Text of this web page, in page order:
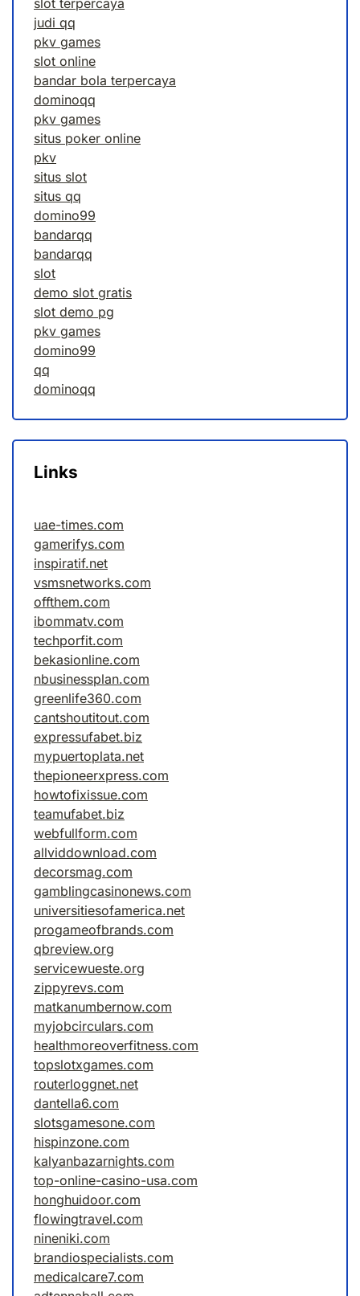
slot terpercaya
judi qq
pkv games
slot online
bandar bola terpercaya
dominoqq
pkv games
situs poker online
pkv
situs slot
situs qq
domino99
bandarqq
bandarqq
slot
demo slot gratis
slot demo pg
pkv games
domino99
qq
dominoqq
Links
uae-times.com
gamerifys.com
inspiratif.net
vsmsnetworks.com
offthem.com
ibommatv.com
techporfit.com
bekasionline.com
nbusinessplan.com
greenlife360.com
cantshoutitout.com
expressufabet.biz
mypuertoplata.net
thepioneerxpress.com
howtofixissue.com
teamufabet.biz
webfullform.com
allviddownload.com
decorsmag.com
gamblingcasinonews.com
universitiesofamerica.net
progameofbrands.com
qbreview.org
servicewueste.org
zippyrevs.com
matkanumbernow.com
myjobcirculars.com
healthmoreoverfitness.com
topslotxgames.com
routerloggnet.net
dantella6.com
slotsgamesone.com
hispinzone.com
kalyanbazarnights.com
top-online-casino-usa.com
honghuidoor.com
flowingtravel.com
nineniki.com
brandiospecialists.com
medicalcare7.com